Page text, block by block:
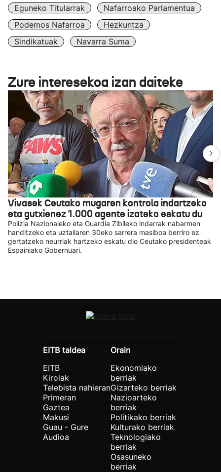
Eguneko Titularrak
Nafarroako Parlamentua
Podemos Nafarroa
Hezkuntza
Sindikatuak
Navarra Suma
Zure interesekoa izan daiteke
Vivasek Ceutako mugaren kontrola indartzeko
eta gutxienez 1.000 agente izateko eskatu du
Polizia Nazionaleko eta Guardia Zibileko indarrak nabarmen
handitzeko eta uztailaren 30eko sarrera masiboa berriro ez
gertatzeko neurriak hartzeko eskatu dio Ceutako presidenteak
Espainiako Gobernuari.
EITB taldea
EITB
Kirolak
Telebista nahieran
Primeran
Gaztea
Makusi
Guau - Gure
Audioa
Orain
Ekonomiako
berriak
Gizarteko berriak
Nazioarteko
berriak
Politikako berriak
Kulturako berriak
Teknologiako
berriak
Osasuneko
berriak